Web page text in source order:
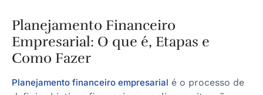
Planejamento Financeiro
Empresarial: O que é, Etapas e
Como Fazer
Planejamento financeiro empresarial é o processo de